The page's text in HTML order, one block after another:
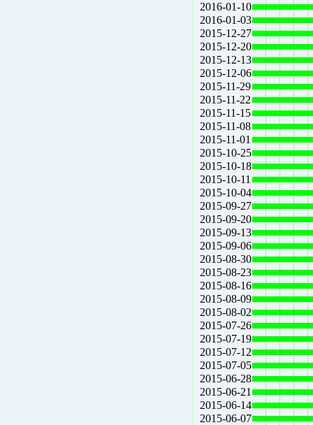
2016-01-10
2016-01-03
2015-12-27
2015-12-20
2015-12-13
2015-12-06
2015-11-29
2015-11-22
2015-11-15
2015-11-08
2015-11-01
2015-10-25
2015-10-18
2015-10-11
2015-10-04
2015-09-27
2015-09-20
2015-09-13
2015-09-06
2015-08-30
2015-08-23
2015-08-16
2015-08-09
2015-08-02
2015-07-26
2015-07-19
2015-07-12
2015-07-05
2015-06-28
2015-06-21
2015-06-14
2015-06-07